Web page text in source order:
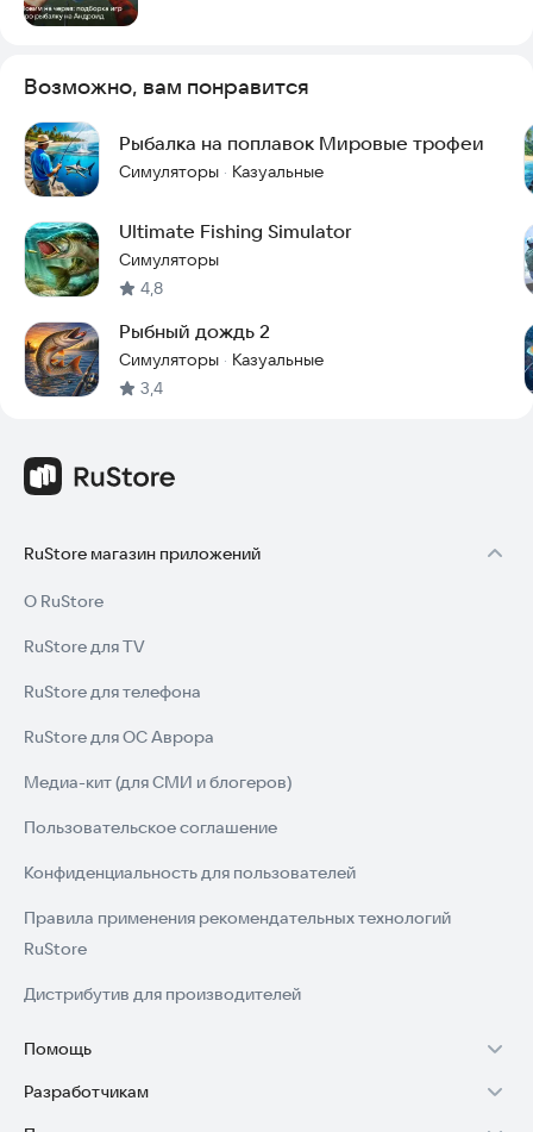
рыболовом в мире!
Возможно, вам понравится
Рыбалка на поплавок Мировые трофеи
Симуляторы · Казуальные
Ultimate Fishing Simulator
Симуляторы
4,8
Рыбный дождь 2
Симуляторы · Казуальные
3,4
RuStore магазин приложений
О RuStore
RuStore для TV
RuStore для телефона
RuStore для ОС Аврора
Медиа-кит (для СМИ и блогеров)
Пользовательское соглашение
Конфиденциальность для пользователей
Правила применения рекомендательных технологий
RuStore
Дистрибутив для производителей
Помощь
Установка RuStore на TV
Разработчикам